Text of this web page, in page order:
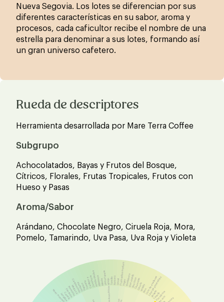
Nueva Segovia. Los lotes se diferencian por sus
diferentes características en su sabor, aroma y
procesos, cada caficultor recibe el nombre de una
estrella para denominar a sus lotes, formando así
un gran universo cafetero.
Rueda de descriptores
Herramienta desarrollada por Mare Terra Coffee
Subgrupo
Achocolatados, Bayas y Frutos del Bosque,
Cítricos, Florales, Frutas Tropicales, Frutos con
Hueso y Pasas
Aroma/Sabor
Arándano, Chocolate Negro, Ciruela Roja, Mora,
Pomelo, Tamarindo, Uva Pasa, Uva Roja y Violeta
Hierbas Aromáticas
GuisantePepinoTomateCalabazaZanahoriaAceite de olivaAlbahacaMentaLemon grass HinojoTomilloRomero Laurel Fruto sobre maduroYogurVino blancoVino rosadoVino tintoChampánOportoWhiskyRonLicor de avellanas
Licor de almendras
AniseteTequila
Flor blanca
Jazmín
Nuez moscada
Jengibre
Canela
Pimienta
Pimentón
Mostaza
Cardamomo